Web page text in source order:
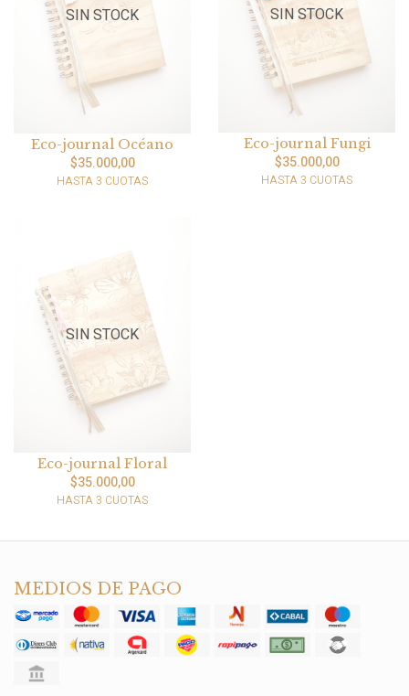
SIN STOCK
Eco-journal Océano
$35.000,00
HASTA 3 CUOTAS
SIN STOCK
Eco-journal Fungi
$35.000,00
HASTA 3 CUOTAS
SIN STOCK
Eco-journal Floral
$35.000,00
HASTA 3 CUOTAS
MEDIOS DE PAGO